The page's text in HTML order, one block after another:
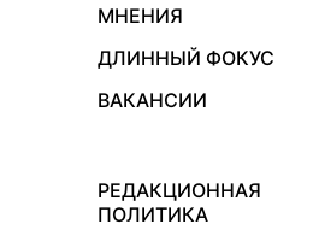
МНЕНИЯ
ДЛИННЫЙ ФОКУС
ВАКАНСИИ
РЕДАКЦИОННАЯ
ПОЛИТИКА